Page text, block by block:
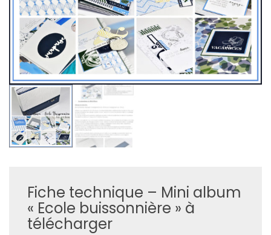
Fiche technique – Mini album
« Ecole buissonnière » à
télécharger